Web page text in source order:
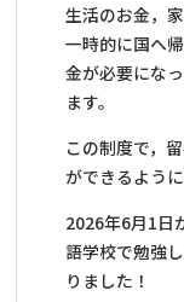
生活のお金，
一時的に国へ
金が必要にな
ます。
この制度で，
ができるよう
2026年6月1日
語学校で勉強
りました！